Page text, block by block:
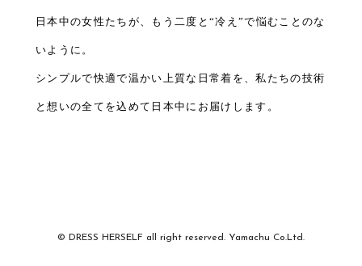
日本中の女性たちが、もう二度と“冷え”で悩むことのな
いように。
シンプルで快適で温かい上質な日常着を、私たちの技術
と想いの全てを込めて日本中にお届けします。
© DRESS HERSELF all right reserved. Yamachu Co.Ltd.